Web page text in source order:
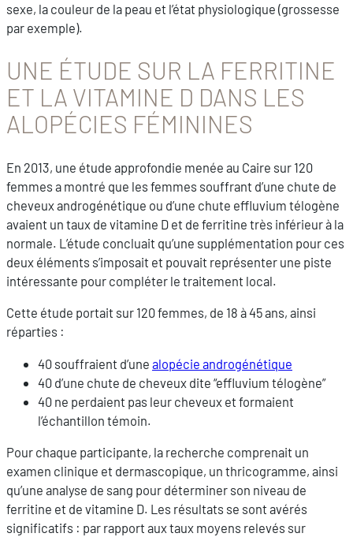
sexe, la couleur de la peau et l’état physiologique (grossesse
par exemple).
UNE ÉTUDE SUR LA FERRITINE
ET LA VITAMINE D DANS LES
ALOPÉCIES FÉMININES
En 2013, une étude approfondie menée au Caire sur 120
femmes a montré que les femmes souffrant d’une chute de
cheveux androgénétique ou d’une chute effluvium télogène
avaient un taux de vitamine D et de ferritine très inférieur à la
normale. L’étude concluait qu’une supplémentation pour ces
deux éléments s’imposait et pouvait représenter une piste
intéressante pour compléter le traitement local.
Cette étude portait sur 120 femmes, de 18 à 45 ans, ainsi
réparties :
40 souffraient d’une alopécie androgénétique
40 d’une chute de cheveux dite “effluvium télogène”
40 ne perdaient pas leur cheveux et formaient
l’échantillon témoin.
Pour chaque participante, la recherche comprenait un
examen clinique et dermascopique, un thricogramme, ainsi
qu’une analyse de sang pour déterminer son niveau de
ferritine et de vitamine D. Les résultats se sont avérés
significatifs : par rapport aux taux moyens relevés sur